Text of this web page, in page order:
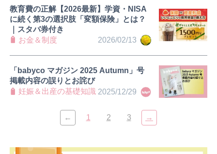
2026/02/13
教育費の正解【2026最新】学資・NISA
に続く第3の選択肢「変額保険」とは？
｜スタバ券付き
お金＆制度
2025/12/29
「babyco マガジン 2025 Autumn」号
掲載内容の誤りとお詫び
妊娠＆出産の基礎知識
← 1 2 3 →